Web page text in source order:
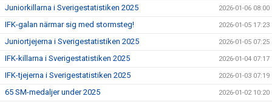
Juniorkillarna i Sverigestatistiken 2025 2026-01-06 08:00
IFK-galan närmar sig med stormsteg! 2026-01-05 17:23
Juniortjejerna i Sverigestatistiken 2025 2026-01-05 07:25
IFK-killarna i Sverigestatistiken 2025 2026-01-04 07:17
IFK-tjejerna i Sverigestatistiken 2025 2026-01-03 07:19
65 SM-medaljer under 2025 2026-01-02 10:20